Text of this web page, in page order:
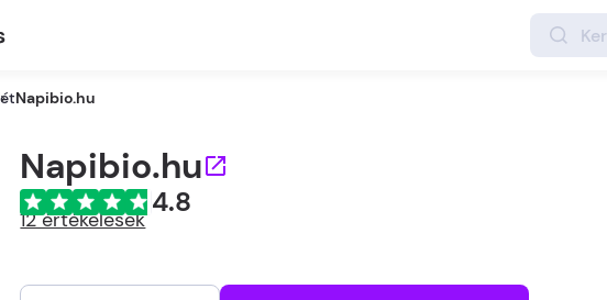
Napibio.hu
Napibio.hu
4.8
12 értékelések